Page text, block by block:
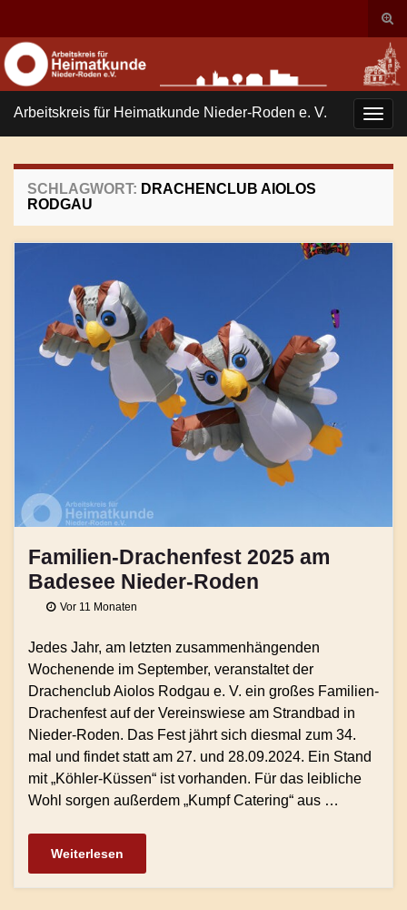
Search for:
Arbeitskreis für Heimatkunde Nieder-Roden e. V.
SCHLAGWORT: DRACHENCLUB AIOLOS
RODGAU
Familien-Drachenfest 2025 am
Badesee Nieder-Roden
Vor 11 Monaten
Jedes Jahr, am letzten zusammenhängenden
Wochenende im September, veranstaltet der
Drachenclub Aiolos Rodgau e. V. ein großes Familien-
Drachenfest auf der Vereinswiese am Strandbad in
Nieder-Roden. Das Fest jährt sich diesmal zum 34.
mal und findet statt am 27. und 28.09.2024. Ein Stand
mit „Köhler-Küssen“ ist vorhanden. Für das leibliche
Wohl sorgen außerdem „Kumpf Catering“ aus …
Weiterlesen